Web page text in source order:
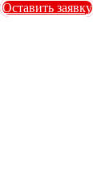
Оставить заявку